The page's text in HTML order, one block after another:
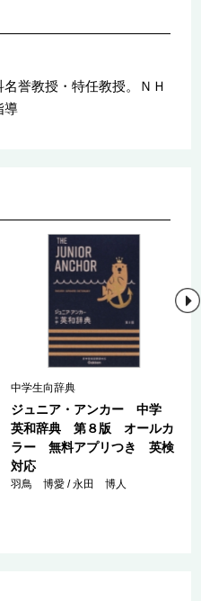
誉教授・特任教授。ＮＨ
導
中学生向辞典
ジュニア・アンカー 中学
英和辞典 第８版 オールカ
ラー 無料アプリつき 英検
対応
羽鳥 博愛 / 永田 博人